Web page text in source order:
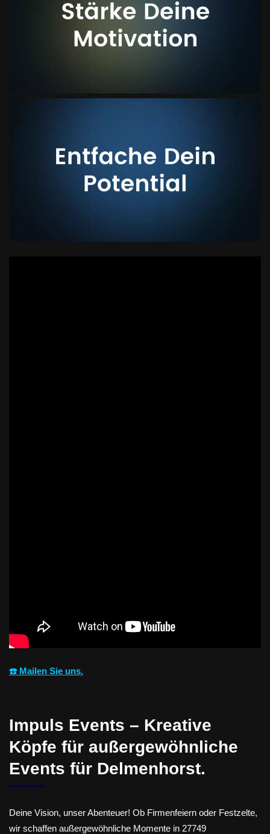
☎️ Mailen Sie uns.
Impuls Events – Kreative
Köpfe für außergewöhnliche
Events für Delmenhorst.
Deine Vision, unser Abenteuer! Ob Firmenfeiern oder Festzelte,
wir schaffen außergewöhnliche Momente in 27749